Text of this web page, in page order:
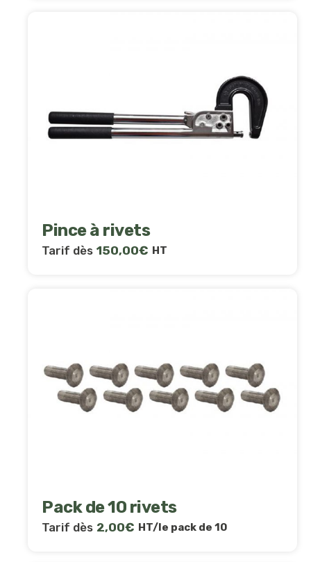
Pince à rivets
Tarif dès 150,00€ HT
Pack de 10 rivets
Tarif dès 2,00€ HT/le pack de 10